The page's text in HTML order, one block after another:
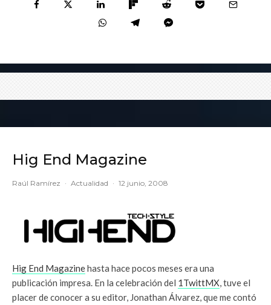
Hig End Magazine
Raúl Ramírez · Actualidad · 12 junio, 2008
Hig End Magazinehasta hace pocos meses era una
publicación impresa. En la celebración del 1TwittMX , tuve el
placer de conocer a su editor, Jonathan Álvarez, que me contó